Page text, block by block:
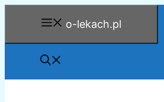
o-lekach.pl